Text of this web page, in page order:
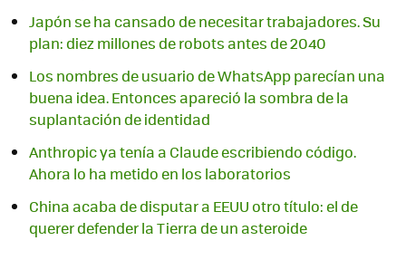
Japón se ha cansado de necesitar trabajadores. Su
plan: diez millones de robots antes de 2040
Los nombres de usuario de WhatsApp parecían una
buena idea. Entonces apareció la sombra de la
suplantación de identidad
Anthropic ya tenía a Claude escribiendo código.
Ahora lo ha metido en los laboratorios
China acaba de disputar a EEUU otro título: el de
querer defender la Tierra de un asteroide